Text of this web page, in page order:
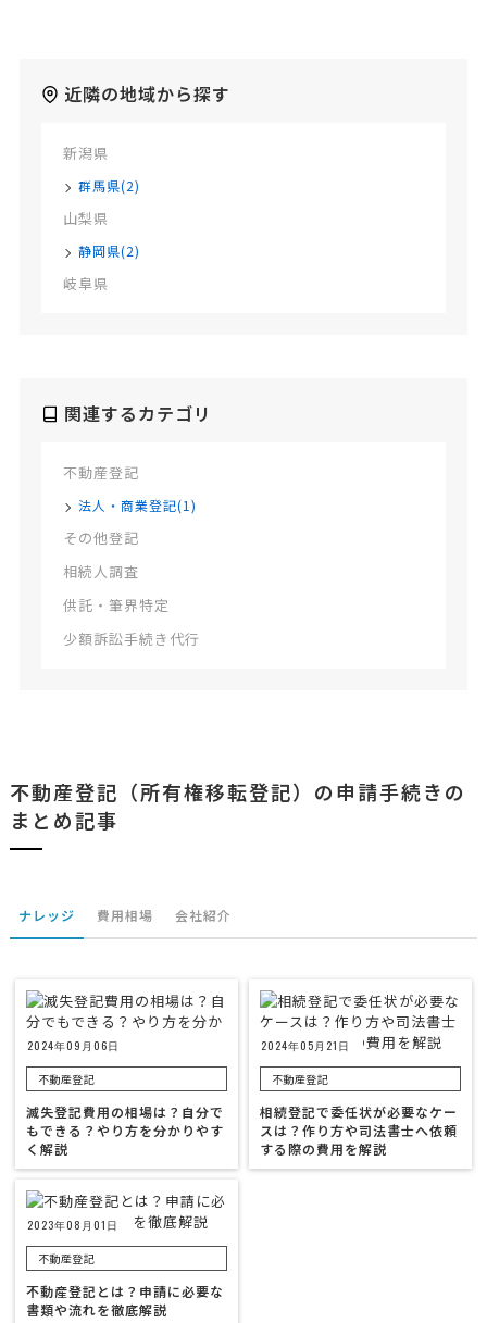
近隣の地域から探す
新潟県
群馬県(2)
山梨県
静岡県(2)
岐阜県
関連するカテゴリ
不動産登記
法人・商業登記(1)
その他登記
相続人調査
供託・筆界特定
少額訴訟手続き代行
不動産登記（所有権移転登記）の申請手続きの
まとめ記事
ナレッジ 費用相場 会社紹介
2024年09月06日
不動産登記
滅失登記費用の相場は？自分で
もできる？やり方を分かりやす
く解説
2024年05月21日
不動産登記
相続登記で委任状が必要なケー
スは？作り方や司法書士へ依頼
する際の費用を解説
2023年08月01日
不動産登記
不動産登記とは？申請に必要な
書類や流れを徹底解説